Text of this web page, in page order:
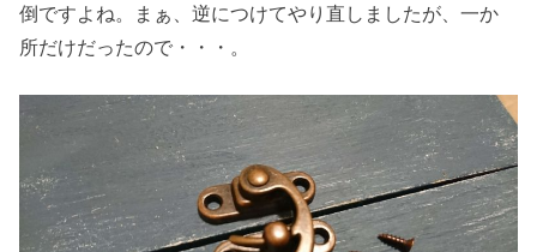
倒ですよね。まぁ、逆につけてやり直しましたが、一か
所だけだったので・・・。